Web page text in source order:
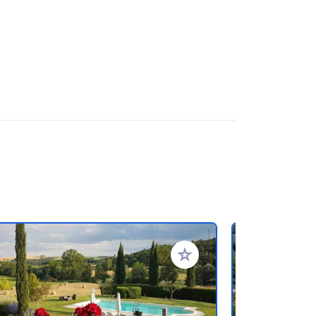
Aggiungi ai tuoi preferiti